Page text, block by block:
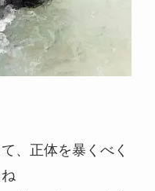
、正体を暴くべく